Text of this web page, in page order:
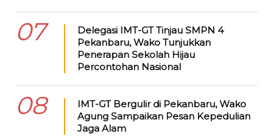
07
Delegasi IMT-GT Tinjau SMPN 4
Pekanbaru, Wako Tunjukkan
Penerapan Sekolah Hijau
Percontohan Nasional
08
IMT-GT Bergulir di Pekanbaru, Wako
Agung Sampaikan Pesan Kepedulian
Jaga Alam